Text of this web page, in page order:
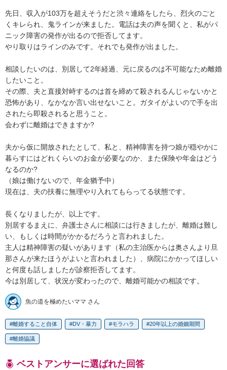
先日、収入が103万を超えそうだと渋々連絡をしたら、烈火のごと
くキレられ、鬼ラインが来ました。電話は夫の声を聞くと、私がパ
ニック障害の発作が出るので拒否してます。
やり取りはラインのみです。それでも発作が出ました。
相談したいのは、別居して2年経過、元に戻るのは不可能なため離婚
したいこと。
その際、夫と直接対峙するのは首を締めて殺されるんじゃないかと
恐怖があり、なかなか言い出せないこと。ガタイがよいので手を出
されたら即殺されると思うこと。
会わずに離婚はできますか?
夫から仮に開放されたとして、私と、精神障害を持つ娘が穏やかに
暮らすにはどれくらいのお金が必要なのか、また保険や年金はどう
なるのか?
（娘は働けないので、年金猶予中）
現在は、夫の扶養に無理やり入れてもらってる状態です。
長くなりましたが、以上です。
別居するまえに、弁護士さんに相談には行きましたが、離婚は難し
い、もしくは時間がかかるだろうと言われました。
主人は精神障害の疑いがあります（私の主治医からは奥さんより旦
那さんが来たほうがよいと言われました）、病院にかかってほしい
と何度も話しましたが診察拒否してます。
今は別居して、状況が変わったので、離婚可能かの相談です。
魚の道を極めたいママ さん
離婚すること自体 DV・暴力 モラハラ 20年以上の婚姻期間
離婚協議
ベストアンサーに選ばれた回答